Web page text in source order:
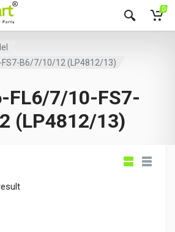
0
B6/7/10/12 (LP4812/13)
FL6/7/10-FS7-
(LP4812/13)